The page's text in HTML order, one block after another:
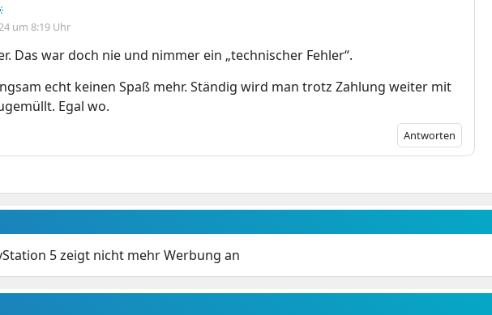
um 8:19 Uhr
Das war doch nie und nimmer ein „technischer Fehler“.
echt keinen Spaß mehr. Ständig wird man trotz Zahlung weiter mit
Egal wo.
Antworten
5 zeigt nicht mehr Werbung an